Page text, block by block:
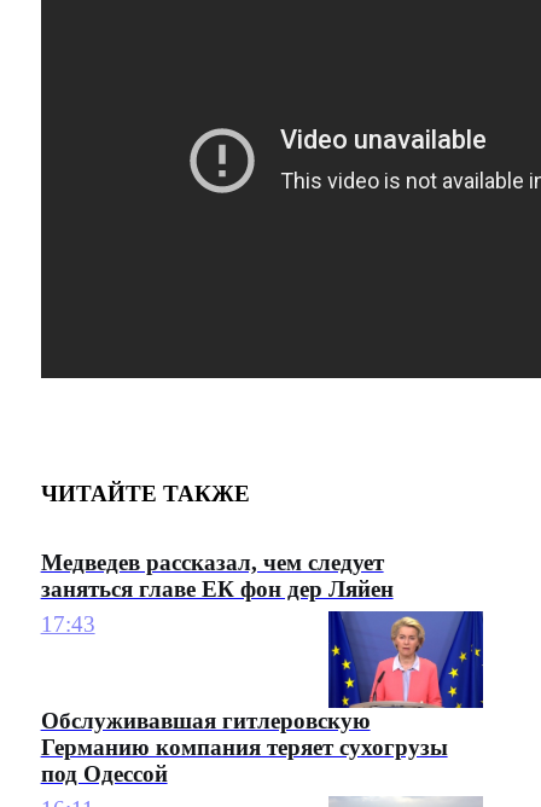
ЧИТАЙТЕ ТАКЖЕ
Медведев рассказал, чем следует
заняться главе ЕК фон дер Ляйен
17:43
Обслуживавшая гитлеровскую
Германию компания теряет сухогрузы
под Одессой